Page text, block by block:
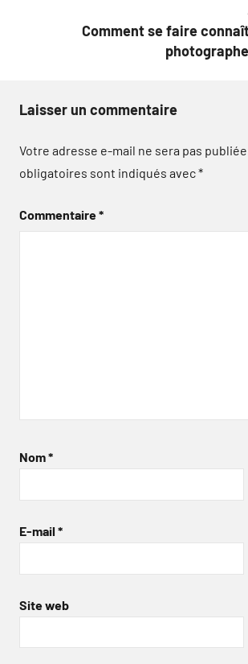
Comment se faire
Laisser un commentaire
Votre adresse e-mail ne sera pas publiée.
obligatoires sont indiqués avec*
Commentaire*
Nom*
E-mail *
Site web